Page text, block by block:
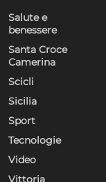
Salute e
benessere
Santa Croce
Camerina
Scicli
Sicilia
Sport
Tecnologie
Video
Vittoria